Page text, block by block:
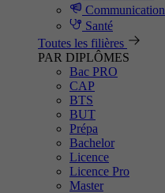
Communication
Santé
Toutes les filières
PAR DIPLÔMES
Bac PRO
CAP
BTS
BUT
Prépa
Bachelor
Licence
Licence Pro
Master